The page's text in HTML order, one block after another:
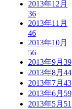
2013年12月
36
2013年11月
46
2013年10月
56
2013年9月 39
2013年8月 44
2013年7月 43
2013年6月 59
2013年5月 51